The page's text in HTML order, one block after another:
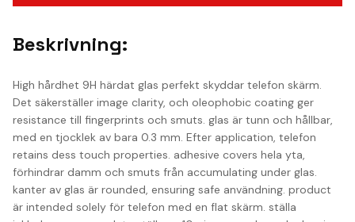
Beskrivning:
High hårdhet 9H härdat glas perfekt skyddar telefon skärm.
Det säkerställer image clarity, och oleophobic coating ger
resistance till fingerprints och smuts. glas är tunn och hållbar,
med en tjocklek av bara 0.3 mm. Efter application, telefon
retains dess touch properties. adhesive covers hela yta,
förhindrar damm och smuts från accumulating under glas.
kanter av glas är rounded, ensuring safe användning. product
är intended solely för telefon med en flat skärm. ställa